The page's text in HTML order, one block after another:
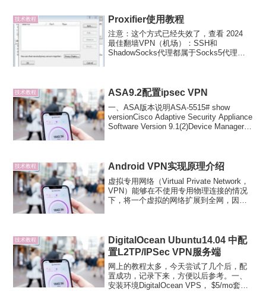
技术教程 Proxifier使用教程
注意：这个方式已经失效了，查看 2024
最佳翻墙VPN（机场）：SSH和
ShadowSocks代理都属于Socks5代理，
技术教程 ASA9.2配置ipsec VPN
一、ASA版本说明ASA-5515# show
versionCisco Adaptive Security Appliance
Software Version 9.1(2)Device Manager
技术教程 Android VPN实现原理介绍
虚拟专用网络（Virtual Private Network，
VPN）能够在不使用专用物理连接的情况
下，将一个虚拟的网络扩展到全网，因此
技术教程
DigitalOcean Ubuntu14.04 中配
置L2TP/IPSec VPN服务端
网上的教程太多，今天尝试了几个后，配
置成功，记录下来，方便以后参考。一、
安装环境DigitalOcean VPS， $5/mo套